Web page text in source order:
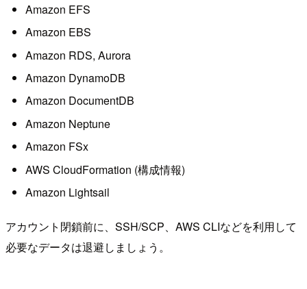
Amazon EFS
Amazon EBS
Amazon RDS, Aurora
Amazon DynamoDB
Amazon DocumentDB
Amazon Neptune
Amazon FSx
AWS CloudFormation (構成情報)
Amazon Lightsail
アカウント閉鎖前に、SSH/SCP、AWS CLIなどを利用して
必要なデータは退避しましょう。